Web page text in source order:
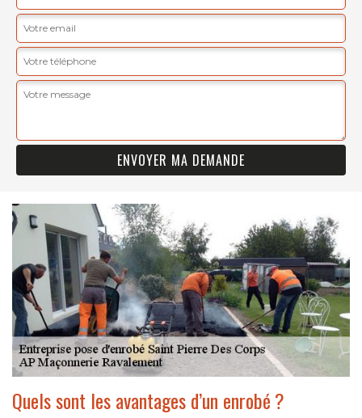
Quels sont les avantages d’un enrobé ?